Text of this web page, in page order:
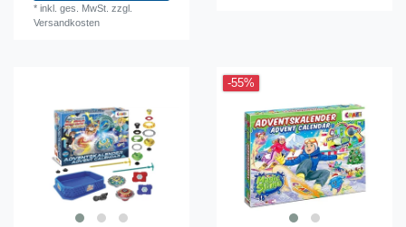
*inkl. ges. MwSt. zzgl.
Versandkosten
-55%